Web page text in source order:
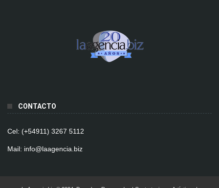
CONTACTO
Cel: (+54911) 3267 5112
Mail: info@laagencia.biz